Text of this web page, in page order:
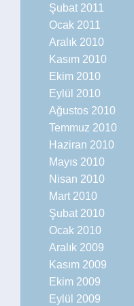
Şubat 2011
Ocak 2011
Aralık 2010
Kasım 2010
Ekim 2010
Eylül 2010
Ağustos 2010
Temmuz 2010
Haziran 2010
Mayıs 2010
Nisan 2010
Mart 2010
Şubat 2010
Ocak 2010
Aralık 2009
Kasım 2009
Ekim 2009
Eylül 2009